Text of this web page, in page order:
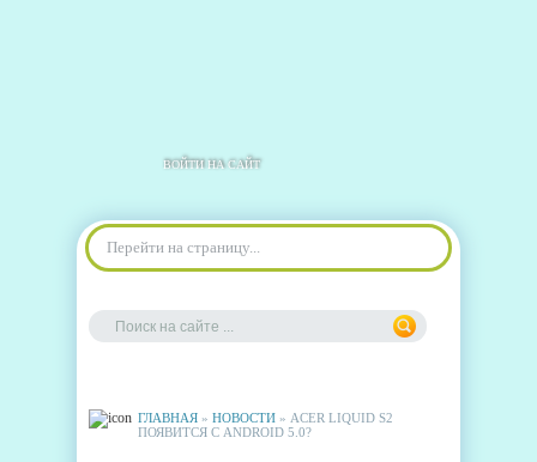
ВОЙТИ НА САЙТ
Перейти на страницу...
ГЛАВНАЯ » НОВОСТИ » ACER LIQUID S2
ПОЯВИТСЯ С ANDROID 5.0?